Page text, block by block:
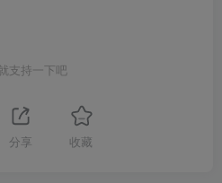
支持一下吧
分享 收藏